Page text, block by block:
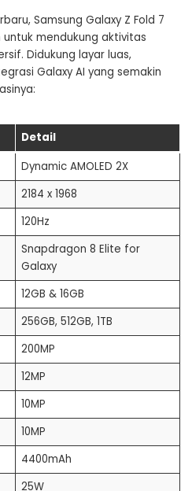
Samsung Galaxy Z Fold 7
mendukung aktivitas
Didukung layar luas,
Galaxy AI yang semakin
Detail
Dynamic AMOLED 2X
2184 x 1968
120Hz
Snapdragon 8 Elite for
Galaxy
12GB & 16GB
256GB, 512GB, 1TB
200MP
12MP
10MP
10MP
4400mAh
25W